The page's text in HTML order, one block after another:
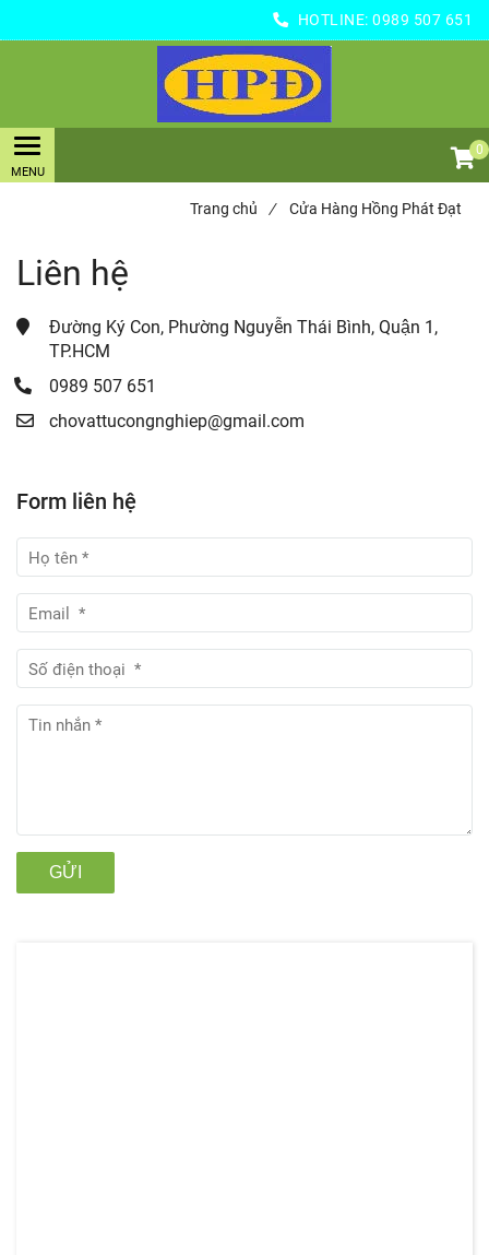
HOTLINE: 0989 507 651
0
Trang chủ / Cửa Hàng Hồng Phát Đạt
Liên hệ
Đường Ký Con, Phường Nguyễn Thái Bình, Quận 1,
TP.HCM
0989 507 651
chovattucongnghiep@gmail.com
Form liên hệ
GỬI